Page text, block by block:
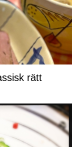
rätt